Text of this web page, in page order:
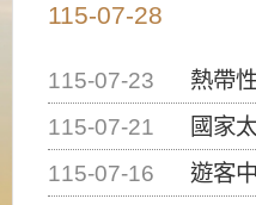
115-07-28
115-07-23
熱帶
115-07-21
國家太空中心為辦理
115-07-16
遊客